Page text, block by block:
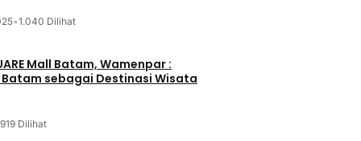
•1.040 Dilihat
Mall Batam, Wamenpar :
Batam sebagai Destinasi Wisata
919 Dilihat